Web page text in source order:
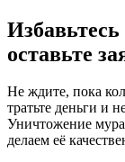
оставьте
Не ждите, пока
тратьте деньги и
Уничтожение
делаем её